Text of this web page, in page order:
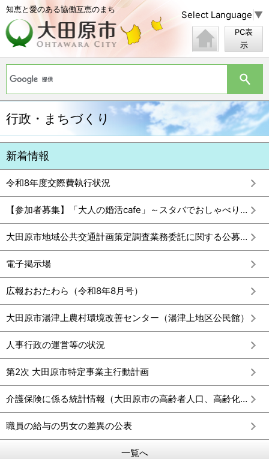
知恵と愛のある協働互恵のまち Select Language ▼
PC表
示
行政・まちづくり
新着情報
令和8年度交際費執行状況
【参加者募集】「大人の婚活cafe」～スタバでおしゃべりタイム～
大田原市地域公共交通計画策定調査業務委託に関する公募型プロポーザル
電子掲示場
広報おおたわら（令和8年8月号）
大田原市湯津上農村環境改善センター（湯津上地区公民館）
人事行政の運営等の状況
第2次 大田原市特定事業主行動計画
介護保険に係る統計情報（大田原市の高齢者人口、高齢化率及び要介護認定者数）
職員の給与の男女の差異の公表
一覧へ